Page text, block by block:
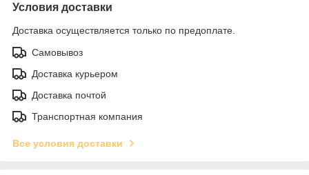
Условия доставки
Доставка осуществляется только по предоплате.
Самовывоз
Доставка курьером
Доставка почтой
Транспортная компания
Все условия доставки